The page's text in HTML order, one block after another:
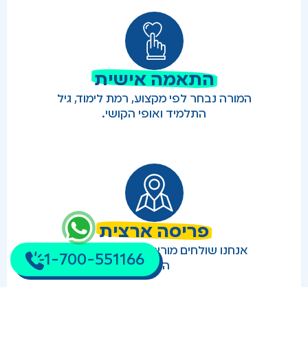
התאמה אישית
המורה נבחר לפי מקצוע, רמת לימוד, גיל
התלמיד ואופי הקושי.
פריסה ארצית
אנחנו שולחים מורים פרטיים לכל רחבי
הארץ.1-700-551166